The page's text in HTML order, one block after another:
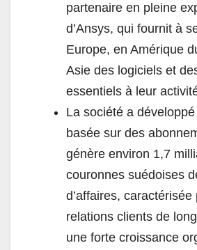
partenaire en pleine
d’Ansys, qui fournit à
Europe, en Amérique
Asie des logiciels et
essentiels à leur
La société a
basée sur des
génère environ 1,7
couronnes suédoises
d’affaires, caractérisée
relations clients de
une forte croissance